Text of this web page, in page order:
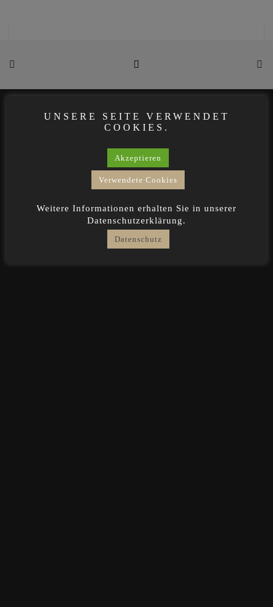
UNSERE SEITE VERWENDET
COOKIES.
Akzeptieren
Verwendete Cookies
Weitere Informationen erhalten Sie in unserer
Datenschutzerklärung.
Datenschutz